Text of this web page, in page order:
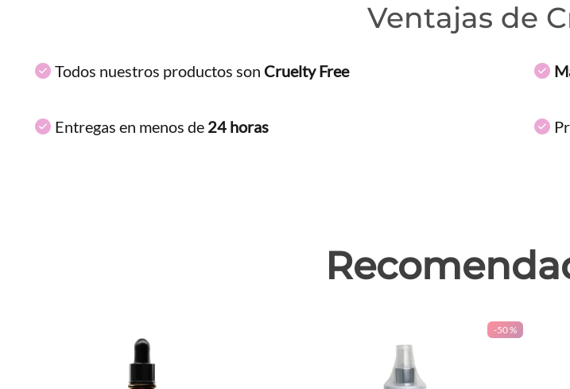
Ventajas de
Todos nuestros productos son Cruelty Free
Entregas en menos de 24 horas
-50 %